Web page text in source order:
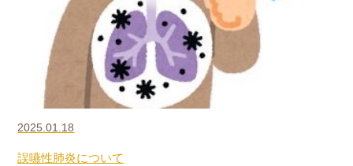
2025.01.18
誤嚥性肺炎について